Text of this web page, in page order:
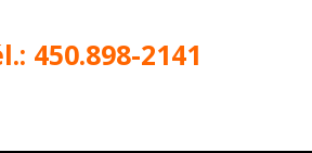
450.898-2141